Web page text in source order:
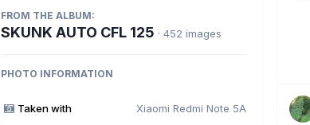
FROM THE ALBUM:
SKUNK AUTO CFL 125 · 452 images
PHOTO INFORMATION
Taken with Xiaomi Redmi Note 5A